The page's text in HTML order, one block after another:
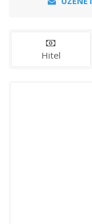
Hitel